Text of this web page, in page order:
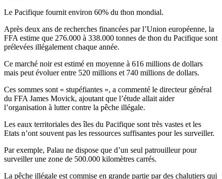
Le Pacifique fournit environ 60% du thon mondial.
Après deux ans de recherches financées par l’Union européenne, la
FFA estime que 276.000 à 338.000 tonnes de thon du Pacifique sont
prélevées illégalement chaque année.
Ce marché noir est estimé en moyenne à 616 millions de dollars
mais peut évoluer entre 520 millions et 740 millions de dollars.
Ces sommes sont « stupéfiantes », a commenté le directeur général
du FFA James Movick, ajoutant que l’étude allait aider
l’organisation à lutter contre la pêche illégale.
Les eaux territoriales des îles du Pacifique sont très vastes et les
Etats n’ont souvent pas les ressources suffisantes pour les surveiller.
Par exemple, Palau ne dispose que d’un seul patrouilleur pour
surveiller une zone de 500.000 kilomètres carrés.
La pêche illégale est commise en grande partie par des chalutiers qui